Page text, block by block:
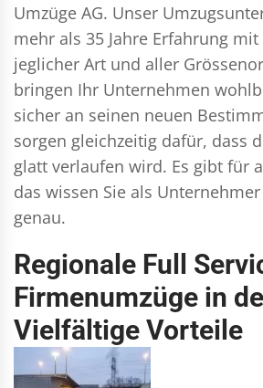
Umzüge AG. Unser
mehr als 35 Jahre Erfahrung
jeglicher Art und aller
bringen Ihr Unternehmen
sicher an seinen neuen
sorgen gleichzeitig dafür, dass
glatt verlaufen wird. Es gibt für
das wissen Sie als
genau.
Regionale Full
Firmenumzüge in
Vielfältige Vorteile